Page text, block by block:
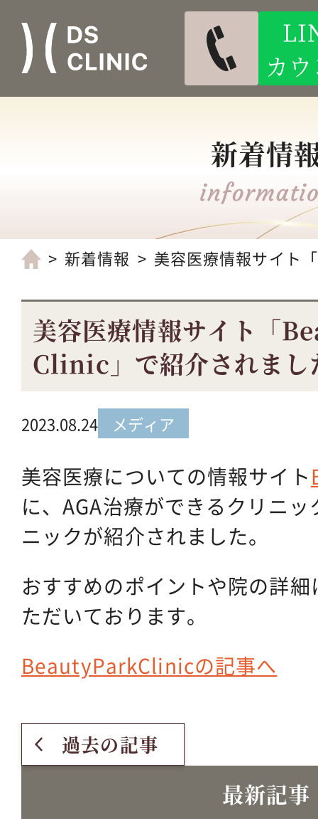
カ
新着情
新着情報 美容医療情報サイト
美容医療情報サイト「
Clinic」で紹介されまし
2023.08.24 メディア
美容医療についての情報サイト
に、AGA治療ができるクリニ
ニックが紹介されました。
おすすめのポイントや院の詳
ただいております。
BeautyParkClinicの記事へ
過去の記事
最新記事